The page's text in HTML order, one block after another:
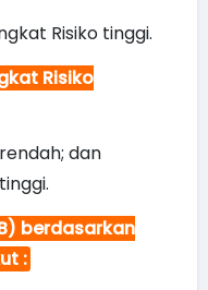
Risiko tinggi.
Risiko
dan
berdasarkan
: